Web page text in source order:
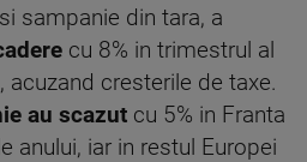
sampanie din tara, a
cu 8% in trimestrul al
acuzand cresterile de taxe.
au scazut cu 5% in Franta
anului, iar in restul Europei